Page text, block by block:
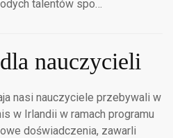
talentów spo…
nauczycieli
nasi nauczyciele przebywali w
w Irlandii w ramach programu
doświadczenia, zawarli